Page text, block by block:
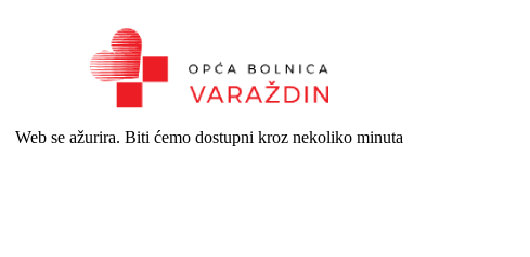
Web se ažurira. Biti ćemo dostupni kroz nekoliko minuta